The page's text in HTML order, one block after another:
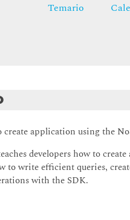
Temario
create application using the
developers how to
to write efficient queries,
with the SDK.